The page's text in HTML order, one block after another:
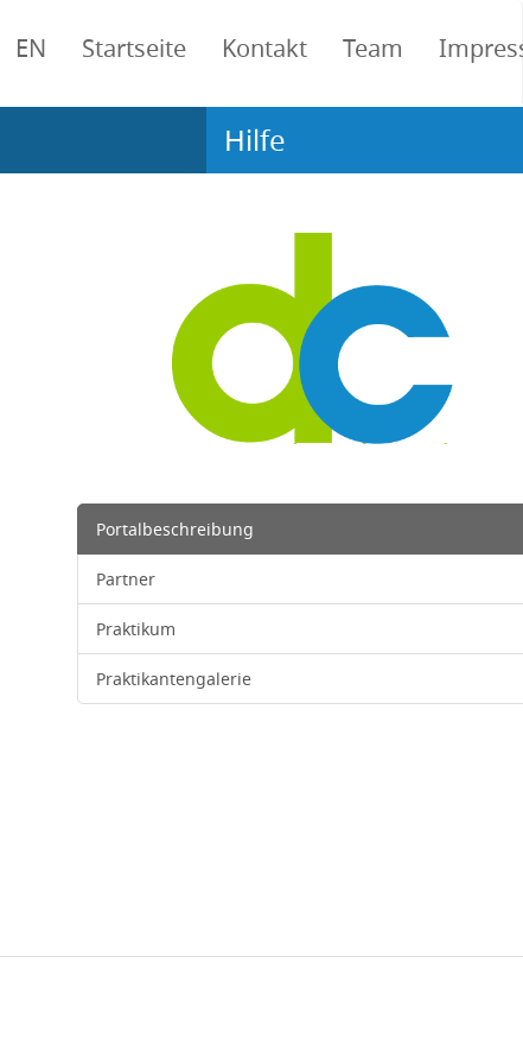
EN Startseite Kontakt Team
Hilfe
Portalbeschreibung
Partner
Praktikum
Praktikantengalerie